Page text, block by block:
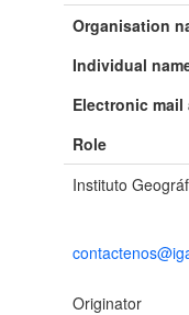
Organisation
Individual
Electronic mail
Role
Instituto
Originator